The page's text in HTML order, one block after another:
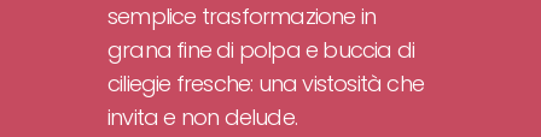
semplice trasformazione in
grana fine di polpa e buccia di
ciliegie fresche: una vistosità che
invita e non delude.